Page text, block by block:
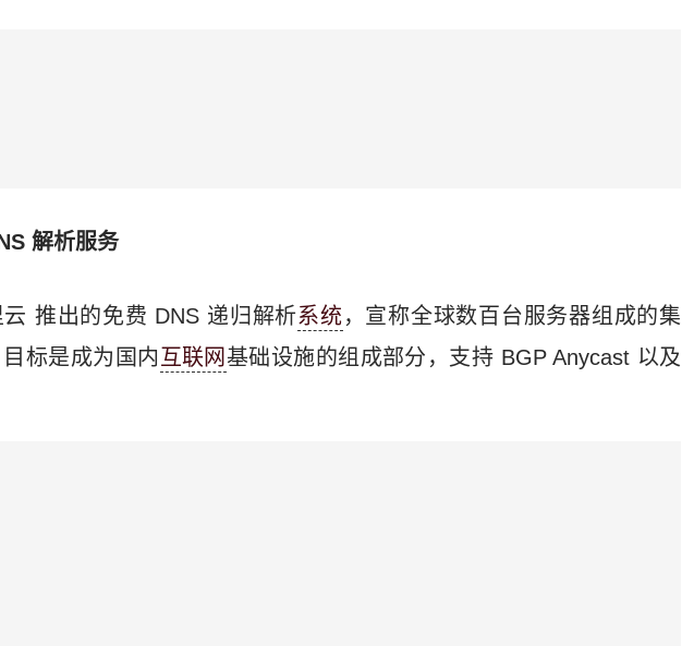
解析服务
推出的免费 DNS 递归解析系统，宣称全球数百台服务器组成的集
标是成为国内 互联网 基础设施的组成部分，支持 BGP Anycast 以及